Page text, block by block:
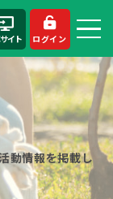
イト ログイン
動情報を掲載し